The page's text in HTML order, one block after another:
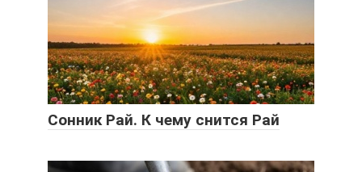
Сонник Рай. К чему снится Рай